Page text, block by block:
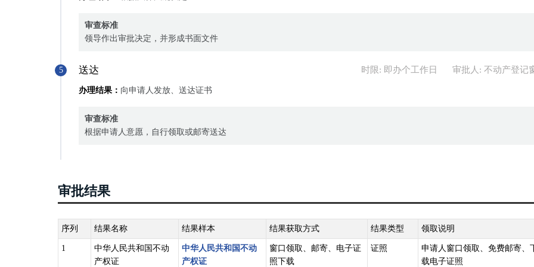
审查标准
领导作出审批决定，并形成书面文件
5 送达 时限: 即办个工作日 审批人: 不动产登记
办理结果： 向申请人发放、送达证书
审查标准
根据申请人意愿，自行领取或邮寄送达
审批结果
序列 结果名称 结果样本 结果获取方式 结果类型 领取说明
1
中华人民共和国不动
产权证
中华人民共和国不动
产权证
窗口领取、邮寄、电子证
照下载
证照
申请人窗口领取、免费邮寄、
载电子证照